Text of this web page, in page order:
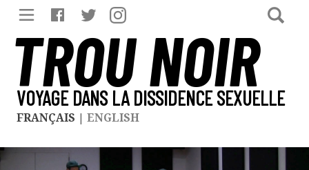
TROU NOIR
VOYAGE DANS LA DISSIDENCE SEXUELLE
FRANÇAIS | ENGLISH